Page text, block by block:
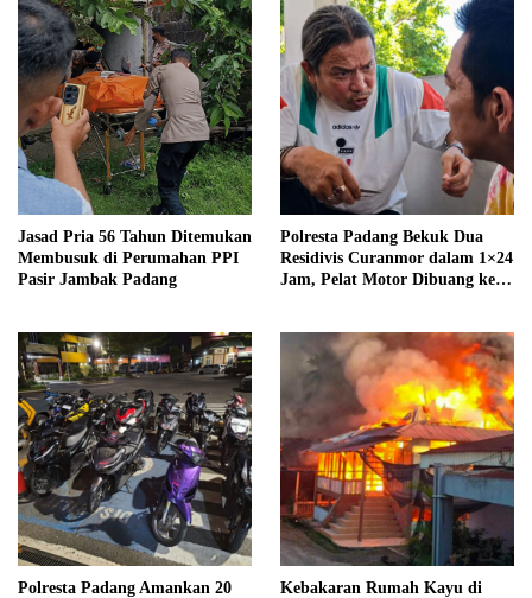
Jasad Pria 56 Tahun Ditemukan
Membusuk di Perumahan PPI
Pasir Jambak Padang
Polresta Padang Bekuk Dua
Residivis Curanmor dalam 1×24
Jam, Pelat Motor Dibuang ke
Polresta Padang Amankan 20
Kebakaran Rumah Kayu di